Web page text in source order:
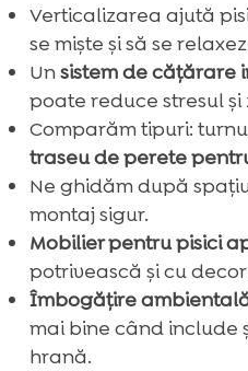
Verticalizarea ajută
se miște și să se
Unsistem de cățărare
poate reduce stresul
Comparăm tipuri:
traseu de perete
Ne ghidăm după
montaj sigur.
Mobilier pentru pisici
potrivească și cu
Îmbogățire
mai bine când include
hrană.